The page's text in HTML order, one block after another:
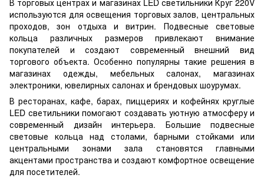
используются для освещения торговых залов, центральных
проходов, зон отдыха и витрин. Подвесные световые
кольца различных размеров привлекают внимание
покупателей и создают современный внешний вид
торгового объекта. Особенно популярны такие решения в
магазинах одежды, мебельных салонах, магазинах
электроники, ювелирных салонах и брендовых шоурумах.
В ресторанах, кафе, барах, пиццериях и кофейнях круглые
LED светильники помогают создавать уютную атмосферу и
современный дизайн интерьера. Большие подвесные
световые кольца над столами, барными стойками или
центральными зонами зала становятся главными
акцентами пространства и создают комфортное освещение
для посетителей.